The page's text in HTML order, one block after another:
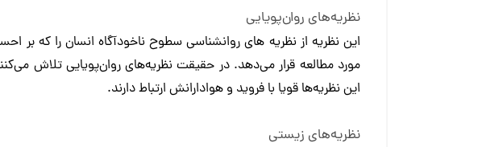
نظریه‌های روان‌پویایی
این نظریه از نظریه های روانشناسی سطوح ناخودآگاه انسان را که بر
مورد مطالعه قرار می‌دهد. در حقیقت نظریه‌های روان‌پویایی تلاش می‌کنند
این نظریه‌ها قویا با فروید و هوادارانش ارتباط دارند.
نظریه‌های زیستی